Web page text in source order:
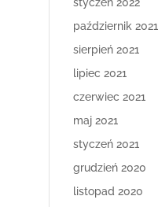
październik 2021
sierpień 2021
lipiec 2021
czerwiec 2021
maj 2021
styczeń 2021
grudzień 2020
listopad 2020